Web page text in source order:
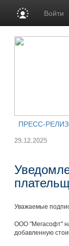
Войти
ПРЕСС-
29.12.2025
Уважаемые
ООО "Мегасофт"
добавленную